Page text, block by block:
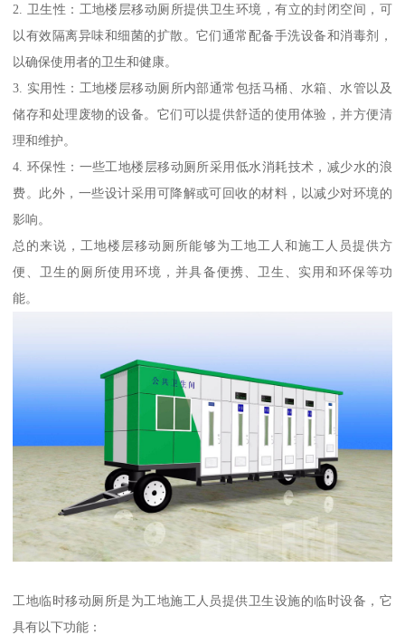
2. 卫生性：工地楼层移动厕所提供卫生环境，有立的封闭空间，可
以有效隔离异味和细菌的扩散。它们通常配备手洗设备和消毒剂，
以确保使用者的卫生和健康。
3. 实用性：工地楼层移动厕所内部通常包括马桶、水箱、水管以及
储存和处理废物的设备。它们可以提供舒适的使用体验，并方便清
理和维护。
4. 环保性：一些工地楼层移动厕所采用低水消耗技术，减少水的浪
费。此外，一些设计采用可降解或可回收的材料，以减少对环境的
影响。
总的来说，工地楼层移动厕所能够为工地工人和施工人员提供方
便、卫生的厕所使用环境，并具备便携、卫生、实用和环保等功
能。
工地临时移动厕所是为工地施工人员提供卫生设施的临时设备，它
具有以下功能：